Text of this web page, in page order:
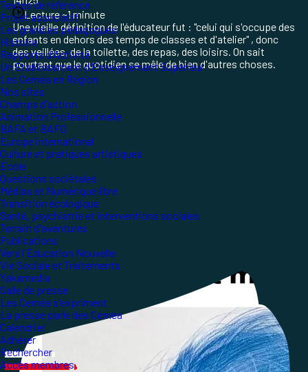
Textes de référence
Projet associatif
Les grand.es pédagogues
Histoire
Rapports d'Activité
Un Etablissement d'Enseignement Supérieur
Les Ceméa en Région
Nos sites
Champs d'action
Animation Professionnelle
BAFA et BAFD
Europe international
Culture et pratiques artistiques
École
Questions sociétales
Médias et Numérique libre
Transition écologique
Santé, psychiatrie et interventions sociales
Terrain d'aventures
Publications
Vers l'Éducation Nouvelle
Vie Sociale et Traitements
Yakamedia
Salle de presse
Les Ceméa s'expriment
La presse parle des Ceméa
Calendrier
Adhérer
Rechercher
Accès membres
Lecture ~1 minute
Une vieille définition de l'éducateur fut : "celui qui s'occupe des
enfants en dehors des temps de classes et d'atelier" , donc
des veillées, de la toilette, des repas, des loisirs. On sait
pourtant que le quotidien se mêle de bien d'autres choses.